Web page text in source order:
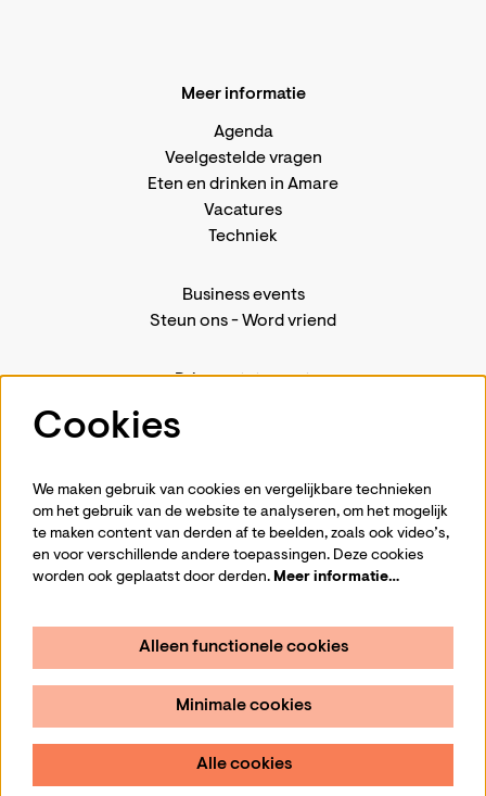
Meer informatie
Agenda
Veelgestelde vragen
Eten en drinken in Amare
Vacatures
Techniek
Business events
Steun ons-Word vriend
Privacystatement
Volg ons
Schrijf je in voor de nieuwsbrief
Aanmelden
Cookies
We maken gebruik van cookies en vergelijkbare technieken
om het gebruik van de website te analyseren, om het mogelijk
te maken content van derden af te beelden, zoals ook video’s,
en voor verschillende andere toepassingen. Deze cookies
worden ook geplaatst door derden. Meer informatie…
Alleen functionele cookies
Minimale cookies
Alle cookies